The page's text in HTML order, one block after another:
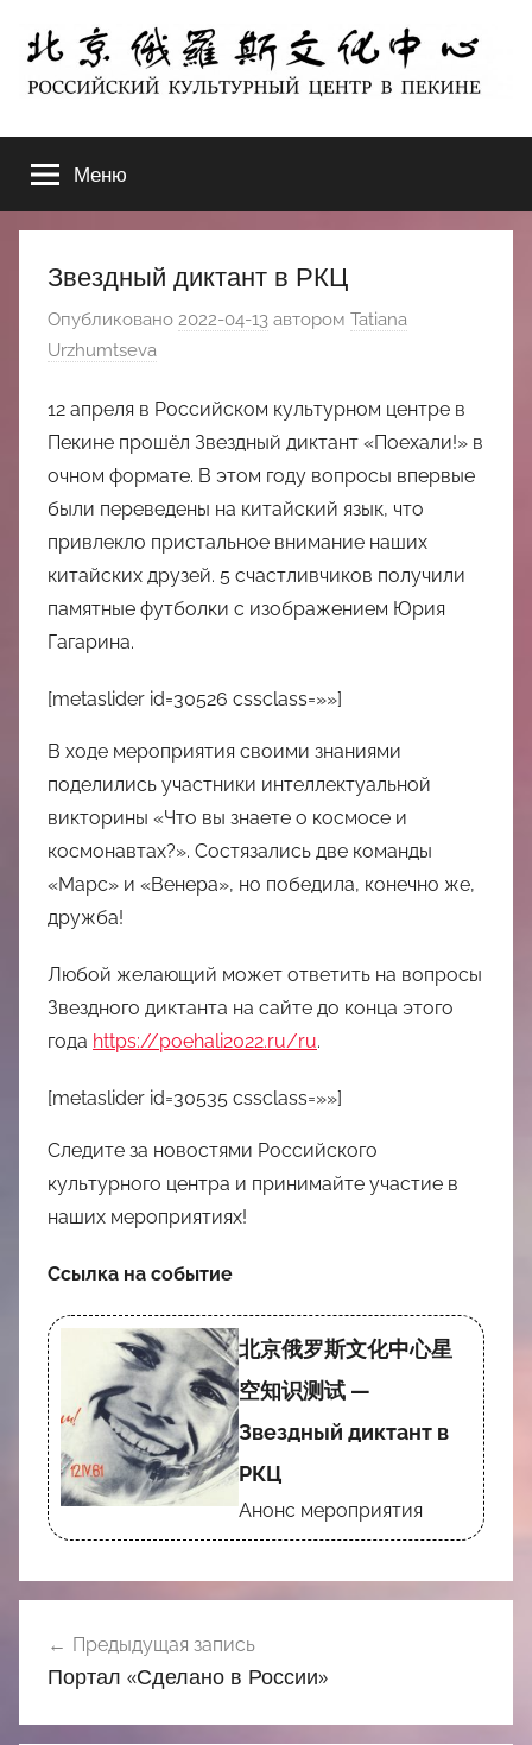
содержимому
北
京
俄
罗
斯
文
化
中
心
ЦЕНТР
В
ПЕКИНЕ
Меню
Звездный диктант в РКЦ
Опубликовано 2022-04-13 автором Tatiana
Urzhumtseva
12 апреля в Российском культурном центре в
Пекине прошёл Звездный диктант «Поехали!» в
очном формате. В этом году вопросы впервые
были переведены на китайский язык, что
привлекло пристальное внимание наших
китайских друзей. 5 счастливчиков получили
памятные футболки с изображением Юрия
Гагарина.
[metaslider id=30526 cssclass=»»]
В ходе мероприятия своими знаниями
поделились участники интеллектуальной
викторины «Что вы знаете о космосе и
космонавтах?». Состязались две команды
«Марс» и «Венера», но победила, конечно же,
дружба!
Любой желающий может ответить на вопросы
Звездного диктанта на сайте до конца этого
года https://poehali2022.ru/ru.
[metaslider id=30535 cssclass=»»]
Следите за новостями Российского
культурного центра и принимайте участие в
наших мероприятиях!
Ссылка на событие
北京俄罗斯文化中心星
空知识测试 —
Звездный диктант в
РКЦ
Анонс мероприятия
по
Предыдущая запись
Портал «Сделано в России»